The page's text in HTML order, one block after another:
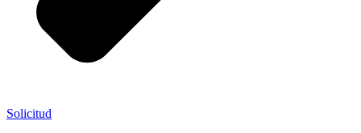
Solicitud